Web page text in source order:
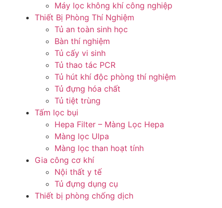
Máy lọc không khí công nghiệp
Thiết Bị Phòng Thí Nghiệm
Tủ an toàn sinh học
Bàn thí nghiệm
Tủ cấy vi sinh
Tủ thao tác PCR
Tủ hút khí độc phòng thí nghiệm
Tủ đựng hóa chất
Tủ tiệt trùng
Tấm lọc bụi
Hepa Filter – Màng Lọc Hepa
Màng lọc Ulpa
Màng lọc than hoạt tính
Gia công cơ khí
Nội thất y tế
Tủ đựng dụng cụ
Thiết bị phòng chống dịch